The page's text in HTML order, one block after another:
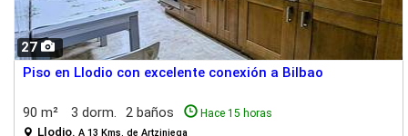
27
Piso en Llodio con excelente conexión a Bilbao
90 m² 3 dorm. 2 baños Hace 15 horas
Llodio. A 13 Kms. de Artziniega